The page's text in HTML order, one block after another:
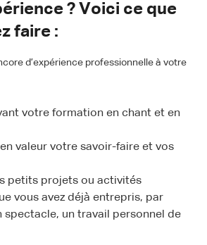
? Voici ce que
faire :
d’expérience professionnelle à votre
votre formation en chant et en
valeur votre savoir-faire et vos
petits projets ou activités
vous avez déjà entrepris, par
spectacle, un travail personnel de